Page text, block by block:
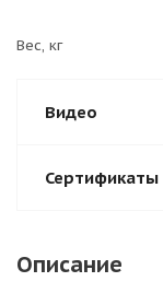
Вес, кг
Видео
Сертификаты
Описание